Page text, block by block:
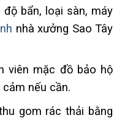
bẩn, loại sàn, máy
nhà xưởng Sao Tây
viên mặc đồ bảo hộ
nếu cần.
gom rác thải bằng